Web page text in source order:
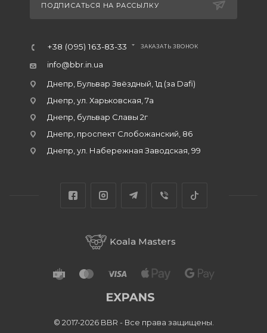
ПОДПИСАТЬСЯ НА РАССЫЛКУ
+38 (095) 163-83-33 ЗАКАЗАТЬ ЗВОНОК
info@bbr.in.ua
Днепр, Бульвар Звёздный, 1д (за Dafi)
Днепр, ул. Харьковская, 7а
Днепр, бульвар Славы 2г
Днепр, проспект Слобожанский, 86
Днепр, ул. Набережная Заводская, 99
Koala Masters
© 2017-2026 BBR - Все права защищены.